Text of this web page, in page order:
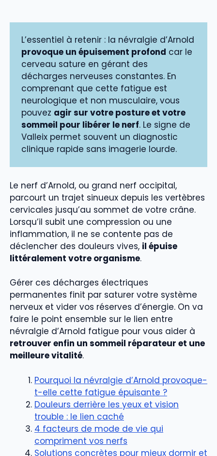
L’essentiel à retenir : la névralgie d’Arnold
provoque un épuisement profond car le
cerveau sature en gérant des
décharges nerveuses constantes. En
comprenant que cette fatigue est
neurologique et non musculaire, vous
pouvez agir sur votre posture et votre
sommeil pour libérer le nerf. Le signe de
Valleix permet souvent un diagnostic
clinique rapide sans imagerie lourde.
Le nerf d’Arnold, ou grand nerf occipital,
parcourt un trajet sinueux depuis les vertèbres
cervicales jusqu’au sommet de votre crâne.
Lorsqu’il subit une compression ou une
inflammation, il ne se contente pas de
déclencher des douleurs vives, il épuise
littéralement votre organisme.
Gérer ces décharges électriques
permanentes finit par saturer votre système
nerveux et vider vos réserves d’énergie. On va
faire le point ensemble sur le lien entre
névralgie d’Arnold fatigue pour vous aider à
retrouver enfin un sommeil réparateur et une
meilleure vitalité.
Pourquoi la névralgie d’Arnold provoque-
t-elle cette fatigue épuisante ?
Douleurs derrière les yeux et vision
trouble : le lien caché
4 facteurs de mode de vie qui
compriment vos nerfs
Solutions concrètes pour mieux dormir et